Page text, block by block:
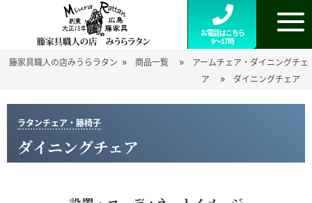
お電話はこちら
9～17時
籐家具職人の店みうらラタン » 商品一覧 »
アームチェア・ダイニングチェ
ア
» ダイニングチェア
ラタンチェア・籐椅子
ダイニングチェア